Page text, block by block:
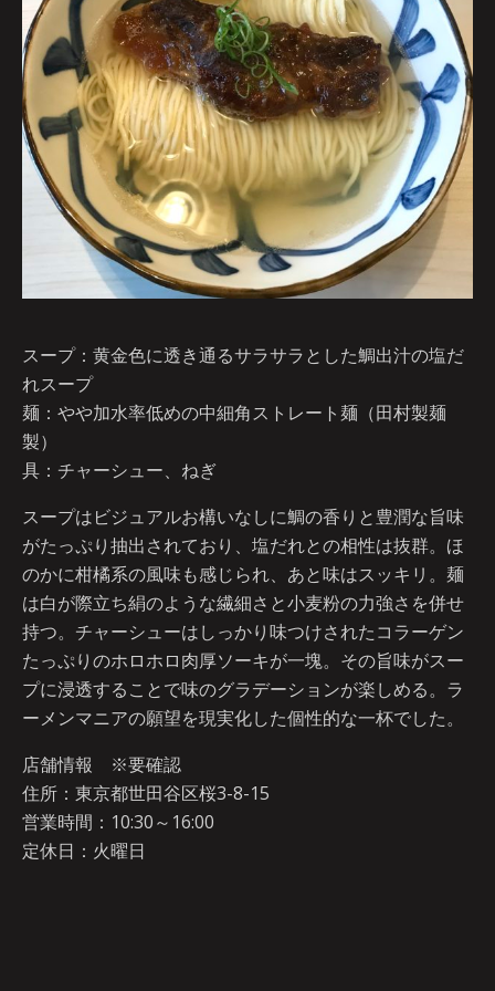
スープ：黄金色に透き通るサラサラとした鯛出汁の塩だ
れスープ
麺：やや加水率低めの中細角ストレート麺（田村製麺
製）
具：チャーシュー、ねぎ
スープはビジュアルお構いなしに鯛の香りと豊潤な旨味
がたっぷり抽出されており、塩だれとの相性は抜群。ほ
のかに柑橘系の風味も感じられ、あと味はスッキリ。麺
は白が際立ち絹のような繊細さと小麦粉の力強さを併せ
持つ。チャーシューはしっかり味つけされたコラーゲン
たっぷりのホロホロ肉厚ソーキが一塊。その旨味がスー
プに浸透することで味のグラデーションが楽しめる。ラ
ーメンマニアの願望を現実化した個性的な一杯でした。
店舗情報 ※要確認
住所：東京都世田谷区桜3-8-15
営業時間：10:30～16:00
定休日：火曜日